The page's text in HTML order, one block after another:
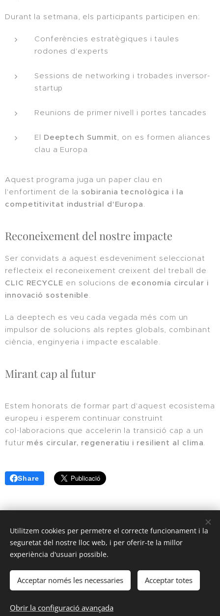
Durant la setmana, els participants participen en:
Conferències estratègiques i taules
rodones d'experts
Sessions de networking i trobades inversor-
startup
Reunions de primer nivell i portes tancades
El Deeptech Summit, on es formen aliances
clau a Europa
Aquest programa juga un paper clau en
l'enfortiment de la sobirania tecnològica i la
competitivitat industrial d'Europa.
Reconeixement del nostre impacte
Ser convidats a aquest esdeveniment seleccionat
reflecteix el reconeixement creixent del treball de
CLIC RECYCLE en solucions de economia circular i
innovació sostenible.
La deeptech es veu cada vegada més com un
impulsor de solucions als reptes globals, combinant
ciència, enginyeria i impacte escalable.
Mirant cap al futur
Estem honorats de formar part d'aquest ecosistema
europeu i esperem continuar construint
col·laboracions que accelerin la transició cap a un
futur més circular, regeneratiu i resilient al clima.
Share
© 2025 | Clic Recycle Tots els Drets Reservats.
Termes i Condicions Política de Privadesa
Llengües
Nederlands
Utilitzem cookies per permetre el correcte funcionament i la
seguretat del nostre lloc web, i per oferir-te la millor
experiència d'usuari possible.
Acceptar només les necessaries Acceptar totes
Obrir la configuració avançada